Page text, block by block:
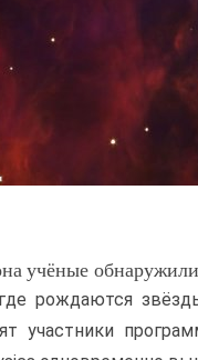
учёные
рождаются
участники